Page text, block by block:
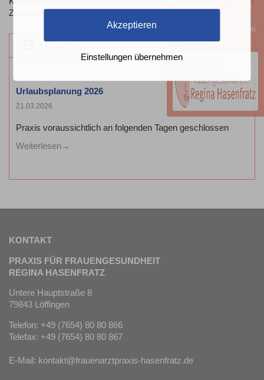
Urlaubsplanung 2026
21.03.2026
Praxis voraussichtlich an folgenden Tagen geschlossen
Weiterlesen
Sprechstundentermin
online buchen.
Zuckerstoffwechsel geben.
KONTAKT
PRAXIS FÜR FRAUENGESUNDHEIT
REGINA HASENFRATZ
Untere Hauptstraße 8
79843 Löffingen
Telefon: +49 (7654) 80 80 866
Telefax: +49 (7654) 80 80 867
E-Mail: kontakt@frauenarztpraxis-hasenfratz.de
Akzeptieren
Einstellungen übernehmen